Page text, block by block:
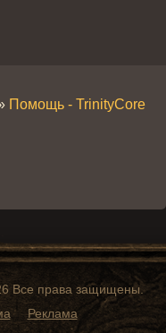
Помощь - TrinityCore
Все права защищены.
Реклама